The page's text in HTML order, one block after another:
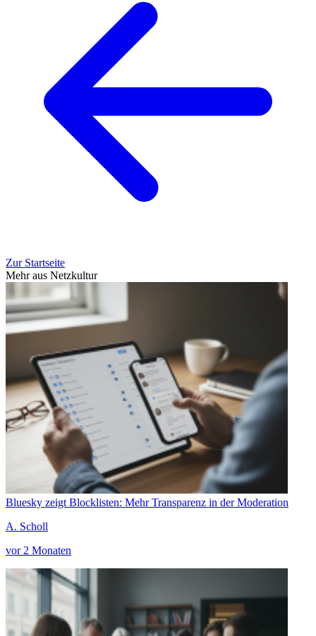
Zur Startseite
Mehr aus Netzkultur
Bluesky zeigt Blocklisten: Mehr Transparenz in der Moderation
A. Scholl
vor 2 Monaten